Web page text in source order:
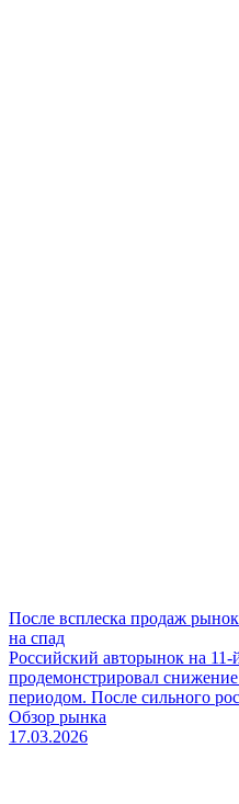
После всплеска продаж
на спад
Российский авторынок на 11-
продемонстрировал
периодом. После сильного
Обзор рынка
17.03.2026